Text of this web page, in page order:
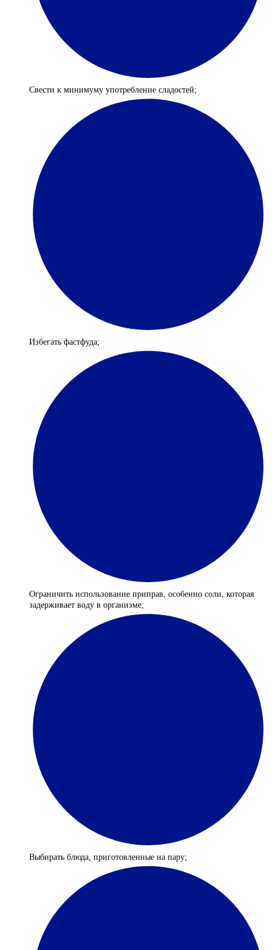
Свести к минимуму употребление сладостей;
Избегать фастфуда;
Ограничить использование приправ, особенно соли, которая
задерживает воду в организме;
Выбирать блюда, приготовленные на пару;